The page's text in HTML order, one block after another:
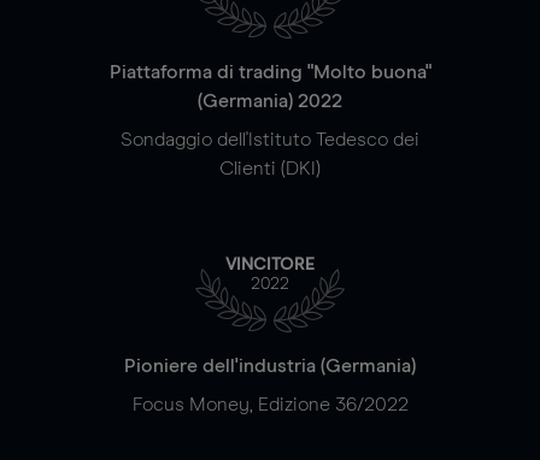
Piattaforma di trading "Molto buona"
(Germania) 2022
Sondaggio dell'Istituto Tedesco dei
Clienti (DKI)
VINCITORE
2022
Pioniere dell'industria (Germania)
Focus Money, Edizione 36/2022